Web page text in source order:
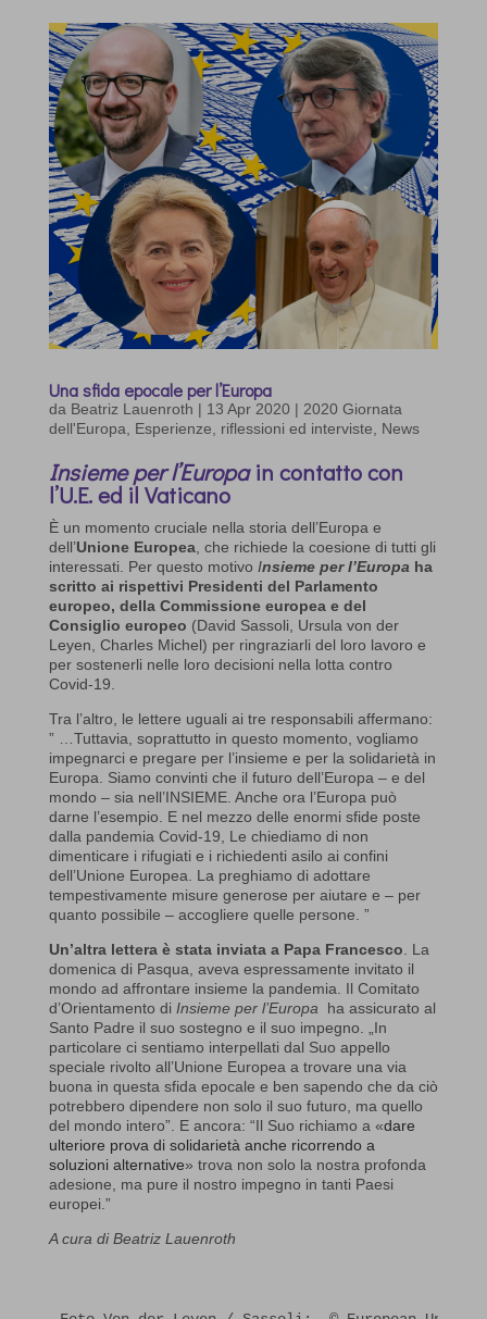
Una sfida epocale per l’Europa
da Beatriz Lauenroth | 13 Apr 2020 | 2020 Giornata
dell'Europa
Esperienze, riflessioni ed interviste News
Insieme per l’Europain contatto con
l’U.E. ed il Vaticano
È un momento cruciale nella storia dell’Europa e
dell’Unione Europea, che richiede la coesione di tutti gli
interessati. Per questo motivo Insieme per l’Europa ha
scritto ai rispettivi Presidenti del Parlamento
europeo, della Commissione europea e del
Consiglio europeo (David Sassoli, Ursula von der
Leyen, Charles Michel) per ringraziarli del loro lavoro e
per sostenerli nelle loro decisioni nella lotta contro
Covid-19.
Tra l’altro, le lettere uguali ai tre responsabili affermano:
” …Tuttavia, soprattutto in questo momento, vogliamo
impegnarci e pregare per l’insieme e per la solidarietà in
Europa. Siamo convinti che il futuro dell’Europa – e del
mondo – sia nell’INSIEME. Anche ora l’Europa può
darne l’esempio. E nel mezzo delle enormi sfide poste
dalla pandemia Covid-19, Le chiediamo di non
dimenticare i rifugiati e i richiedenti asilo ai confini
dell’Unione Europea. La preghiamo di adottare
tempestivamente misure generose per aiutare e – per
quanto possibile – accogliere quelle persone. ”
Un’altra lettera è stata inviata a Papa Francesco . La
domenica di Pasqua, aveva espressamente invitato il
mondo ad affrontare insieme la pandemia. Il Comitato
d’Orientamento di Insieme per l’Europa ha assicurato al
Santo Padre il suo sostegno e il suo impegno. „In
particolare ci sentiamo interpellati dal Suo appello
speciale rivolto all’Unione Europea a trovare una via
buona in questa sfida epocale e ben sapendo che da ciò
potrebbero dipendere non solo il suo futuro, ma quello
del mondo intero”. E ancora: “Il Suo richiamo a «dare
ulteriore prova di solidarietà anche ricorrendo a
soluzioni alternative» trova non solo la nostra profonda
adesione, ma pure il nostro impegno in tanti Paesi
europei.”
A cura di Beatriz Lauenroth